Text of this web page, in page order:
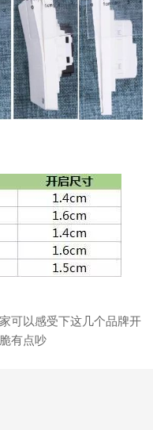
可以感受下这几个品牌开
有点吵